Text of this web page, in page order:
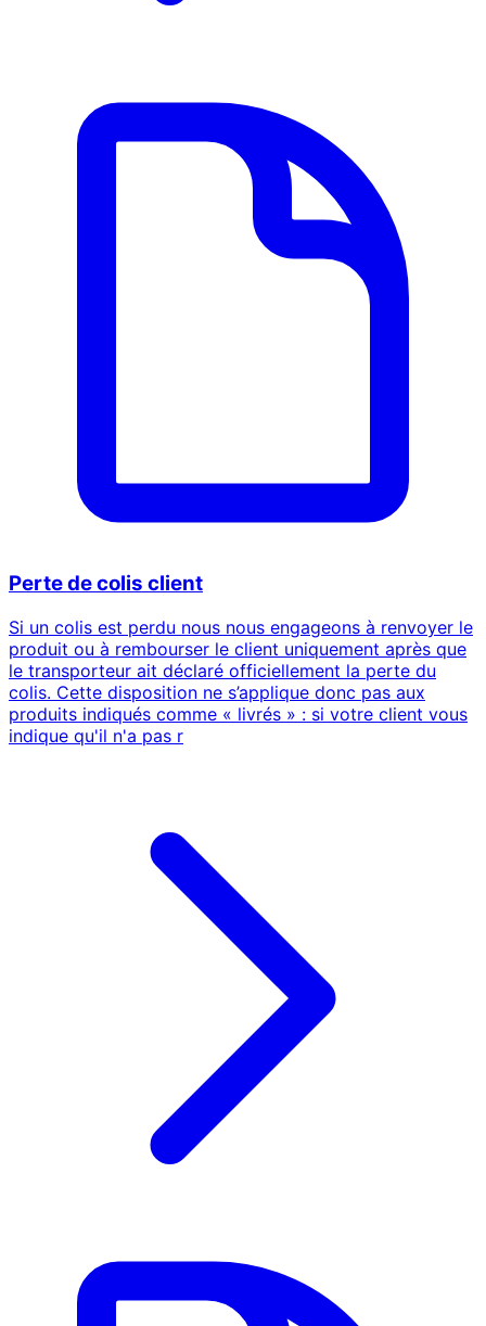
Perte de colis client
Si un colis est perdu nous nous engageons à renvoyer le
produit ou à rembourser le client uniquement après que
le transporteur ait déclaré officiellement la perte du
colis. Cette disposition ne s’applique donc pas aux
produits indiqués comme « livrés » : si votre client vous
indique qu'il n'a pas r